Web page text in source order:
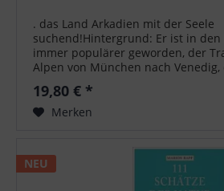
. das Land Arkadien mit der Seele
suchend!Hintergrund: Er ist in den
immer populärer geworden, der
Alpen von München nach Venedig,
Kilometern mit etwa 20.000
19,80 € *
Merken
NEU